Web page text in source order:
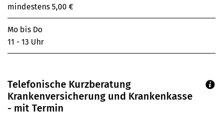
mindestens 5,00 €
Mo bis Do
11 - 13 Uhr
Telefonische Kurzberatung
Krankenversicherung und Krankenkasse
- mit Termin